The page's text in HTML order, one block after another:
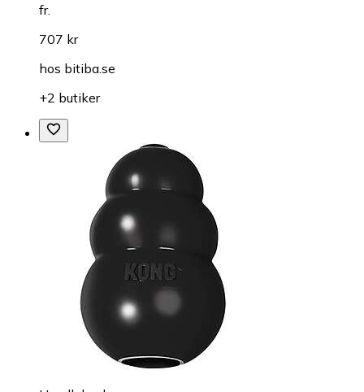
fr.
707 kr
hos bitiba.se
+2 butiker